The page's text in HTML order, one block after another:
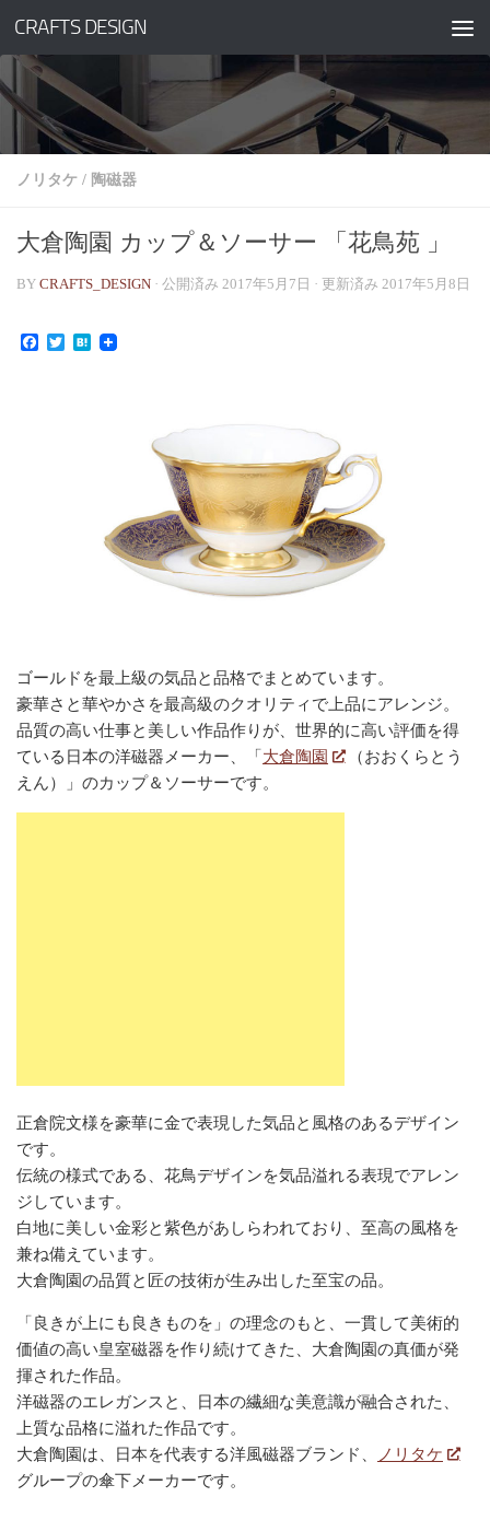
コンテンツへスキップ
CRAFTS DESIGN
ノリタケ / 陶磁器
大倉陶園 カップ＆ソーサー 「花鳥苑 」
BY CRAFTS_DESIGN · 公開済み 2017年5月7日 · 更新済み 2017年5月8日
Facebook
TwitterHatena
ゴールドを最上級の気品と品格でまとめています。
豪華さと華やかさを最高級のクオリティで上品にアレンジ。
品質の高い仕事と美しい作品作りが、世界的に高い評価を得
ている日本の洋磁器メーカー、「 大倉陶園
（おおくらとう
えん）」のカップ＆ソーサーです。
正倉院文様を豪華に金で表現した気品と風格のあるデザイン
です。
伝統の様式である、花鳥デザインを気品溢れる表現でアレン
ジしています。
白地に美しい金彩と紫色があしらわれており、至高の風格を
兼ね備えています。
大倉陶園の品質と匠の技術が生み出した至宝の品。
「良きが上にも良きものを」の理念のもと、一貫して美術的
価値の高い皇室磁器を作り続けてきた、大倉陶園の真価が発
揮された作品。
洋磁器のエレガンスと、日本の繊細な美意識が融合された、
上質な品格に溢れた作品です。
大倉陶園は、日本を代表する洋風磁器ブランド、
ノリタケ
グループの傘下メーカーです。